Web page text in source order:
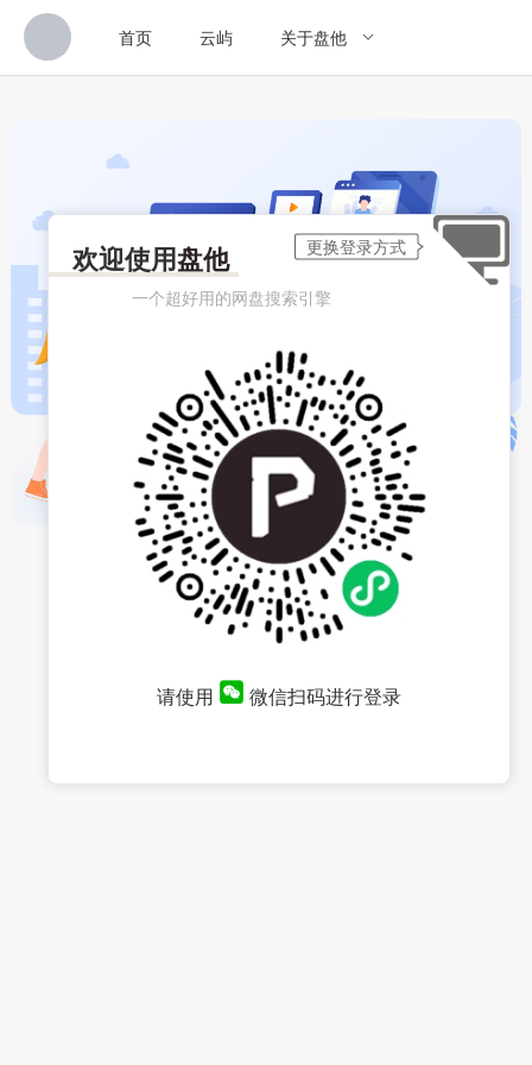
首页 云屿 关于盘他
欢迎使用盘他
一个超好用的网盘搜索引擎
请使用 微信扫码进行登录